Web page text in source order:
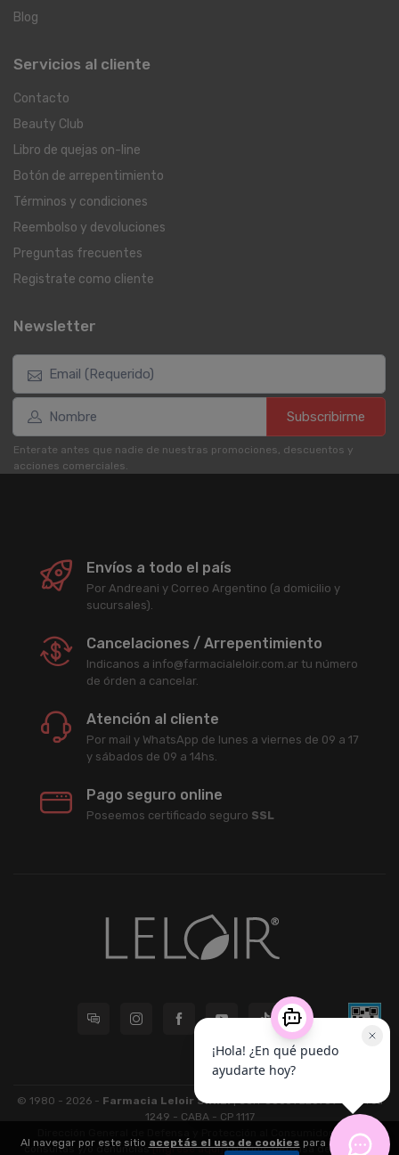
Blog
Servicios al cliente
Contacto
Beauty Club
Libro de quejas on-line
Botón de arrepentimiento
Términos y condiciones
Reembolso y devoluciones
Preguntas frecuentes
Registrate como cliente
Newsletter
Subscribirme
Enterate antes que nadie de nuestras promociones, descuentos y
acciones comerciales.
Envíos a todo el país
Por Andreani y Correo Argentino (a domicilio y
sucursales).
Cancelaciones / Arrepentimiento
Indicanos a info@farmacialeloir.com.ar tu número
de órden a cancelar.
Atención al cliente
Por mail y WhatsApp de lunes a viernes de 09 a 17
y sábados de 09 a 14hs.
Pago seguro online
Poseemos certificado seguro SSL
© 1980 - 2026 - Farmacia Leloir S.R.L.
| CUIT 33609220789 - Larrea
1249 - CABA - CP 1117
Dirección General de Defensa y Protección al Consumidor: Para
consultas y/o denuncias[ingrese aquí]| Nación: Defensa de las y los
Al navegar por este sitio aceptás el uso de cookies para agilizar tu